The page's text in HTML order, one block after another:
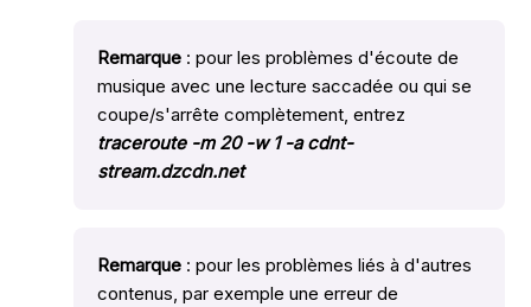
Remarque : pour les problèmes d'écoute de
musique avec une lecture saccadée ou qui se
coupe/s'arrête complètement, entrez
traceroute -m 20 -w 1 -a cdnt-
stream.dzcdn.net
Remarque : pour les problèmes liés à d'autres
contenus, par exemple une erreur de